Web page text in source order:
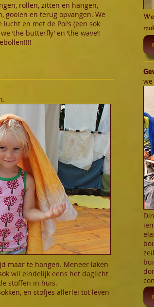
rollen, zitten en hangen,
gooien en terug opvangen. We
en met de Poi’s (een sok
‘the butterfly’ en ‘the wave’!
maar te hangen. Meneer laken
wil eindelijk eens het daglicht
stoffen in huis.
en stofjes allerlei tot leven